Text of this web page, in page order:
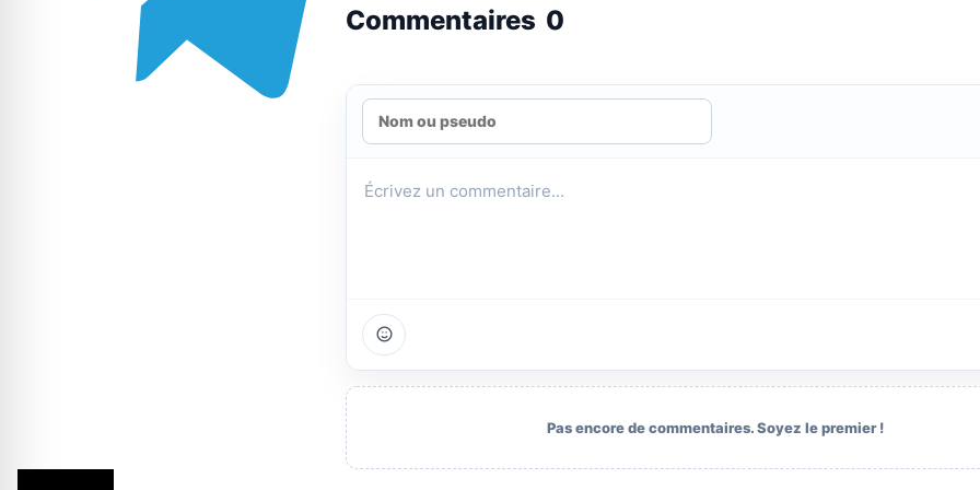
Commentaires 0
Pas encore de commentaires. Soyez le premier !